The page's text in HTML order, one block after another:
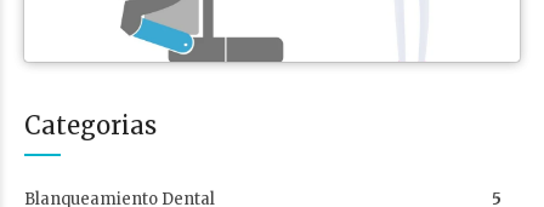
Categorias
Blanqueamiento Dental 5